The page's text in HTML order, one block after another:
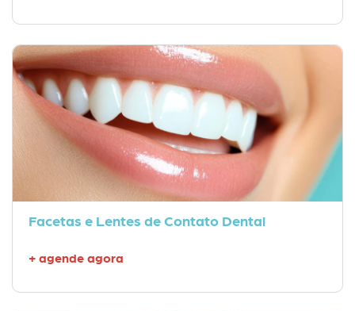
Facetas e Lentes de Contato Dental
+ agende agora